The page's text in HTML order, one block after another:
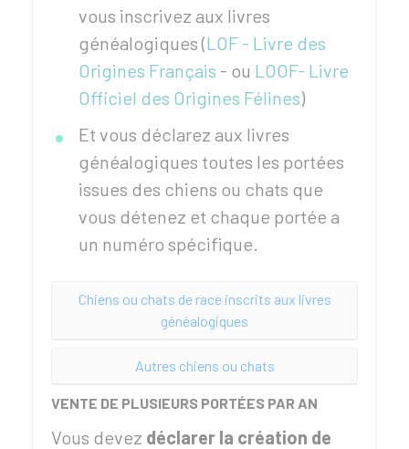
vous inscrivez aux livres
généalogiques (LOF - Livre des
Origines Français - ou LOOF- Livre
Officiel des Origines Félines)
Et vous déclarez aux livres
généalogiques toutes les portées
issues des chiens ou chats que
vous détenez et chaque portée a
un numéro spécifique.
Chiens ou chats de race inscrits aux livres
généalogiques
Autres chiens ou chats
VENTE DE PLUSIEURS PORTÉES PAR AN
Vous devez déclarer la création de